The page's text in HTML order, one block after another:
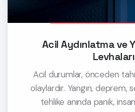
Acil Aydınlatma ve
Levhaları
Acil durumlar, önceden
olaylardır. Yangın, deprem,
tehlike anında panik,